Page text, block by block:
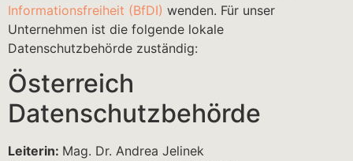
Informationsfreiheit (BfDI) wenden. Für unser
Unternehmen ist die folgende lokale
Datenschutzbehörde zuständig:
Österreich
Datenschutzbehörde
Leiterin: Mag. Dr. Andrea Jelinek